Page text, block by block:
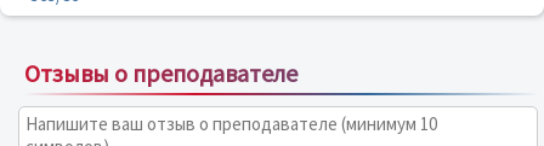
Отзывы о преподавателе